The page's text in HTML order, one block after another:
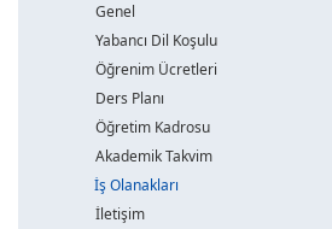
Genel
Yabancı Dil Koşulu
Öğrenim Ücretleri
Ders Planı
Öğretim Kadrosu
Akademik Takvim
İş Olanakları
İletişim